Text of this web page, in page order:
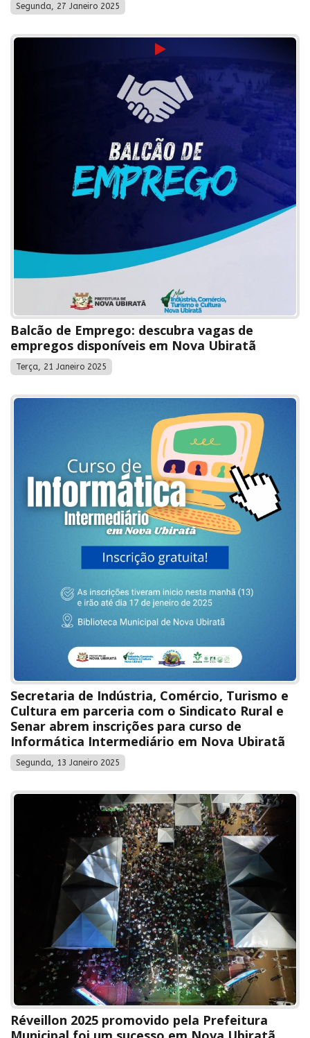
Segunda, 27 Janeiro 2025
Balcão de Emprego: descubra vagas de
empregos disponíveis em Nova Ubiratã
Terça, 21 Janeiro 2025
Secretaria de Indústria, Comércio, Turismo e
Cultura em parceria com o Sindicato Rural e
Senar abrem inscrições para curso de
Informática Intermediário em Nova Ubiratã
Segunda, 13 Janeiro 2025
Réveillon 2025 promovido pela Prefeitura